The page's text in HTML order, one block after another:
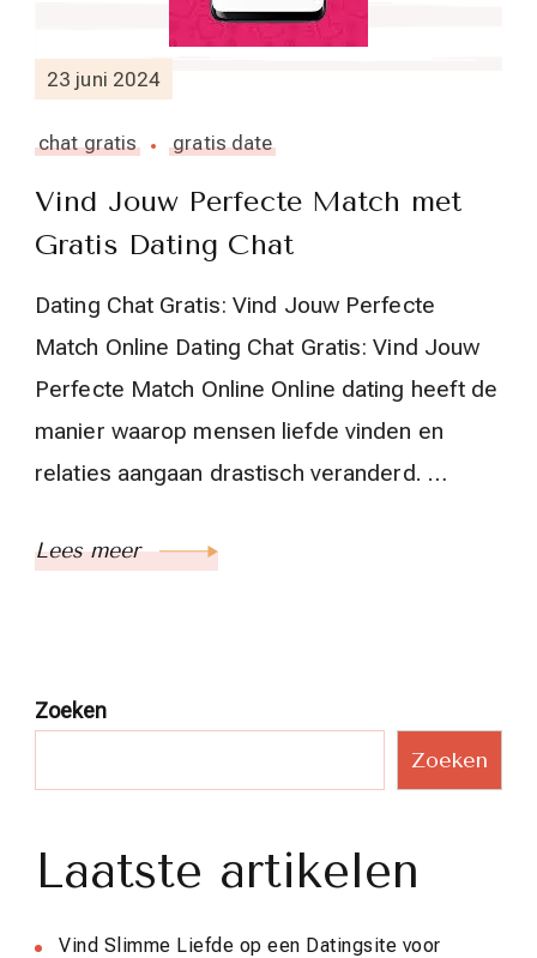
23 juni 2024
chat gratis gratis date
Vind Jouw Perfecte Match met
Gratis Dating Chat
Dating Chat Gratis: Vind Jouw Perfecte
Match Online Dating Chat Gratis: Vind Jouw
Perfecte Match Online Online dating heeft de
manier waarop mensen liefde vinden en
relaties aangaan drastisch veranderd. …
Lees meer
Zoeken
Zoeken
Laatste artikelen
Vind Slimme Liefde op een Datingsite voor